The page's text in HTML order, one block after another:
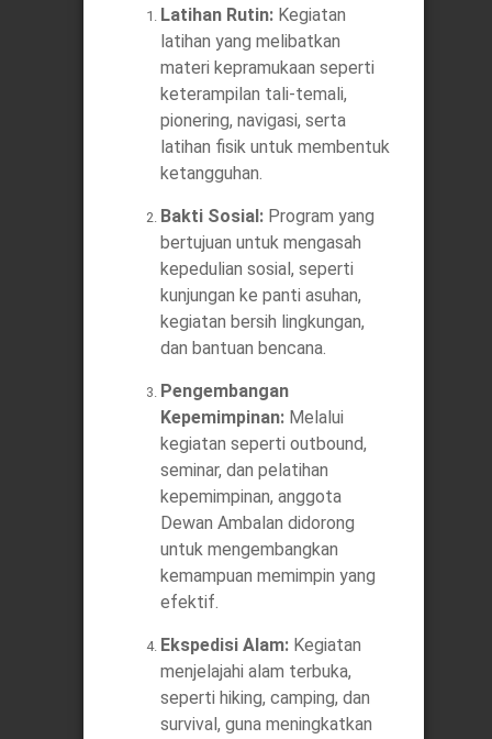
Latihan Rutin:Kegiatan
latihan yang melibatkan
materi kepramukaan seperti
keterampilan tali-temali,
pionering, navigasi, serta
latihan fisik untuk membentuk
ketangguhan.
Bakti Sosial:Program yang
bertujuan untuk mengasah
kepedulian sosial, seperti
kunjungan ke panti asuhan,
kegiatan bersih lingkungan,
dan bantuan bencana.
Pengembangan
Kepemimpinan:Melalui
kegiatan seperti outbound,
seminar, dan pelatihan
kepemimpinan, anggota
Dewan Ambalan didorong
untuk mengembangkan
kemampuan memimpin yang
efektif.
Ekspedisi Alam:Kegiatan
menjelajahi alam terbuka,
seperti hiking, camping, dan
survival, guna meningkatkan